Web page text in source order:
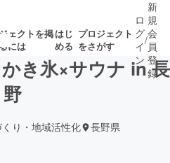
ェクトを掲
には
はじ
める
プロジェクト
をさがす
募集終了が近いプ
ロジェクト
されます
ロ
グ
イ
ン
/
新
規
会
員
登
録
かき氷×サウナ in 長
野
くり・地域活性化 長野県